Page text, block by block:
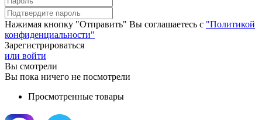
Нажимая кнопку "Отправить" Вы соглашаетесь с "Политикой
конфиденциальности"
Зарегистрироваться
или войти
Вы смотрели
Вы пока ничего не посмотрели
Просмотренные товары